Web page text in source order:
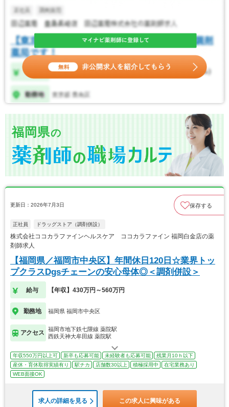
福岡県の
更新日：2026年7月3日 保存する
正社員 ドラッグストア（調剤併設）
株式会社ココカラファインヘルスケア ココカラファイン 福岡白金店の薬
剤師求人
【福岡県／福岡市中央区】年間休日120日☆業界トッ
プクラスDgsチェーンの安心母体◎＜調剤併設＞
給与 【年収】430万円～560万円
勤務地 福岡県 福岡市中央区
アクセス
福岡市地下鉄七隈線 薬院駅
西鉄天神大牟田線 薬院駅
年収550万円以上可 新卒も応募可能 未経験者も応募可能
残業月10ｈ以下
産休・育休取得実績有り
駅チカ 店舗数30以上 積極採用中
在宅業務あり
WEB面接OK
求人の詳細を見る この求人に興味がある